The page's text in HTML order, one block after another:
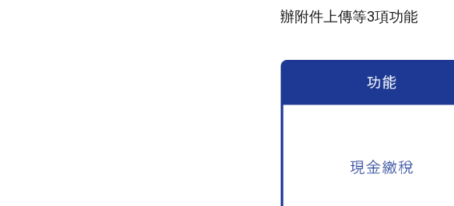
辦附件上傳等3項功能